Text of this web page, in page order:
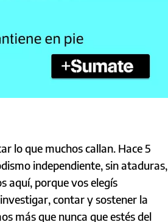
lo que muchos callan. Hace 5
independiente, sin ataduras,
aquí, porque vos elegís
contar y sostener la
más que nunca que estés del